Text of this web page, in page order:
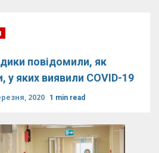
повідомили, як
у яких виявили COVID-19
2020 1 min read